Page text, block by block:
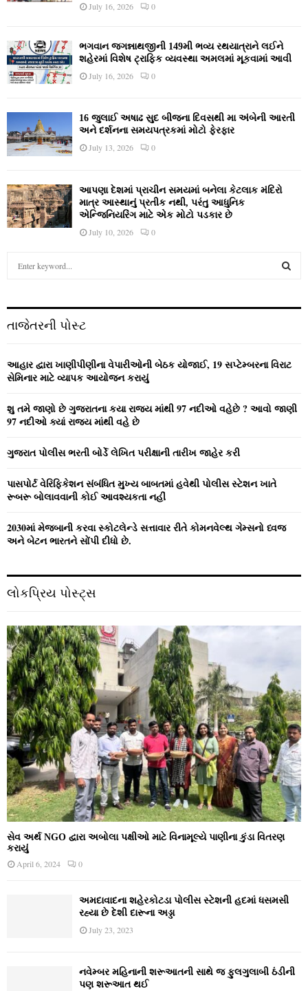
July 16, 2026 0
ભગવાન જગન્નાથજીની 149મી ભવ્ય રથયાત્રાને લઈને
શહેરમાં વિશેષ ટ્રાફિક વ્યવસ્થા અમલમાં મૂકવામાં આવી
July 16, 2026 0
16 જુલાઈ અષાઢ સુદ બીજના દિવસથી મા અંબેની આરતી
અને દર્શનના સમયપત્રકમાં મોટો ફેરફાર
July 13, 2026 0
આપણા દેશમાં પ્રાચીન સમયમાં બનેલા કેટલાક મંદિરો
માત્ર આસ્થાનું પ્રતીક નથી, પરંતુ આધુનિક
એન્જિનિયરિંગ માટે એક મોટો પડકાર છે
July 10, 2026 0
h
o
r
C
તાજેતરની પોસ્ટ
આહાર દ્વારા ખાણીપીણીના વેપારીઓની બેઠક યોજાઈ, 19 સપ્ટેમ્બરના વિરાટ
સેમિનાર માટે વ્યાપક આયોજન કરાયું
શુ તમે જાણો છે ગુજરાતના કયા રાજ્ય માંથી 97 નદીઓ વહેછે ? આવો જાણી
97 નદીઓ ક્યાં રાજ્ય માંથી વહે છે
ગુજરાત પોલીસ ભરતી બોર્ડે લેખિત પરીક્ષાની તારીખ જાહેર કરી
પાસપોર્ટ વેરિફિકેશન સંબંધિત મુખ્ય બાબતમાં હવેથી પોલીસ સ્ટેશન ખાતે
રૂબરૂ બોલાવવાની કોઈ આવશ્યકતા નહીં
2030માં મેજબાની કરવા સ્કોટલેન્ડે સત્તાવાર રીતે કોમનવેલ્થ ગેમ્સનો ધ્વજ
અને બેટન ભારતને સોંપી દીધો છે.
લોકપ્રિય પોસ્ટ્સ
સેવ અર્થ NGO દ્વારા અબોલા પક્ષીઓ માટે વિનામૂલ્યે પાણીના કુંડા વિતરણ
કરાયું
April 6, 2024 0
અમદાવાદના શહેરકોટડા પોલીસ સ્ટેશની હદમાં ધસમસી
રહ્યા છે દેશી દારૂના અડ્ડા
July 23, 2023
નવેમ્‍બર મહિનાની શરૂઆતની સાથે જ ફુલગુલાબી ઠંડીની
પણ શરૂઆત થઈ